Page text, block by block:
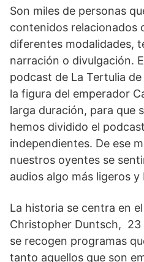
Son miles de personas
contenidos relacionados
diferentes modalidades,
narración o divulgación.
podcast de La Tertulia
la figura del emperador
larga duración, para que
hemos dividido el
independientes. De ese
nuestros oyentes se
audios algo más ligeros y
La historia se centra en
Christopher Duntsch, 23
se recogen programas
tanto aquellos que son